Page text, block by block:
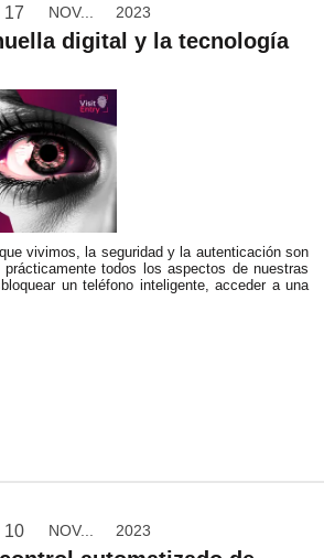
17 NOV... 2023
digital y la tecnología
vivimos, la seguridad y la autenticación son
todos los aspectos de nuestras
un teléfono inteligente, acceder a una
10 NOV... 2023